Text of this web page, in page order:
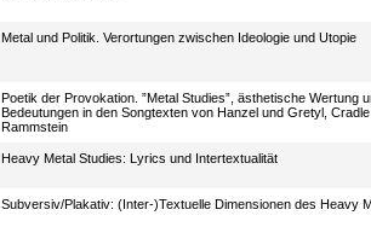
Metal und Politik. Verortungen zwischen Ideologie und Utopie
Poetik der Provokation. ”Metal Studies”, ästhetische Wertung
Bedeutungen in den Songtexten von Hanzel und Gretyl,
Rammstein
Heavy Metal Studies: Lyrics und Intertextualität
Subversiv/Plakativ: (Inter-)Textuelle Dimensionen des Heavy